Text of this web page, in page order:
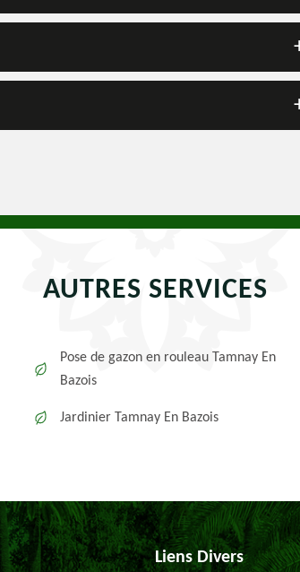
AUTRES SERVICES
Pose de gazon en rouleau Tamnay En
Bazois
Jardinier Tamnay En Bazois
Liens Divers